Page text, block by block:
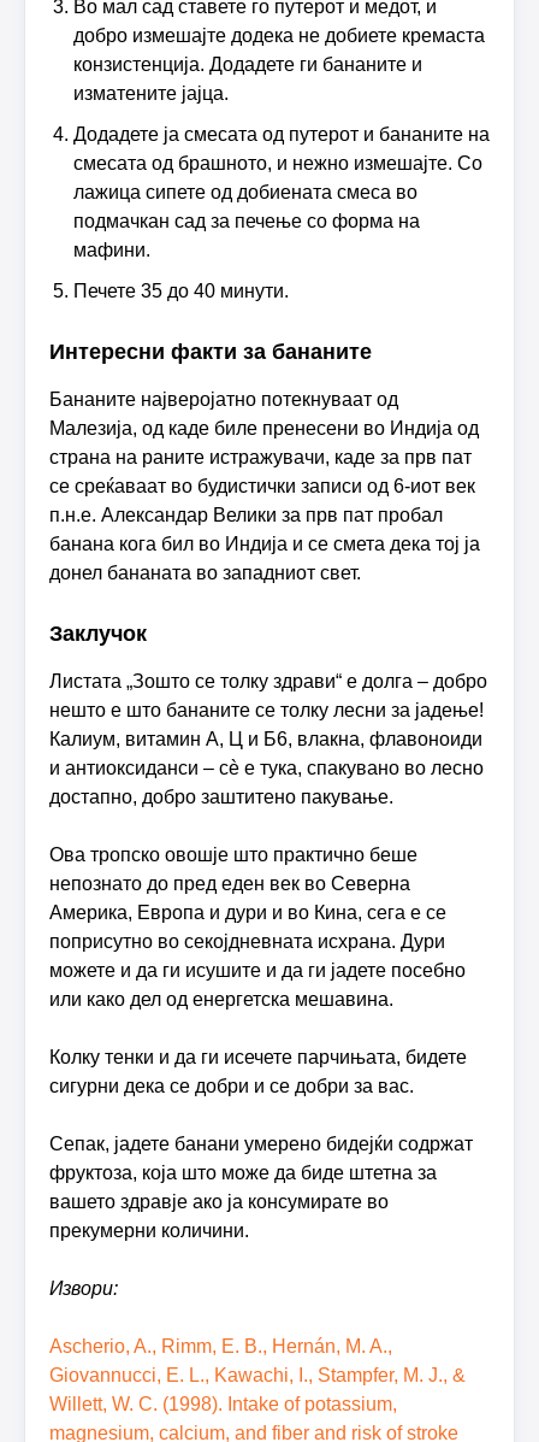
Во мал сад ставете го путерот и медот, и
добро измешајте додека не добиете кремаста
конзистенција. Додадете ги бананите и
изматените јајца.
Додадете ја смесата од путерот и бананите на
смесата од брашното, и нежно измешајте. Со
лажица сипете од добиената смеса во
подмачкан сад за печење со форма на
мафини.
Печете 35 до 40 минути.
Интересни факти за бананите
Бананите најверојатно потекнуваат од
Малезија, од каде биле пренесени во Индија од
страна на раните истражувачи, каде за прв пат
се среќаваат во будистички записи од 6-иот век
п.н.е. Александар Велики за прв пат пробал
банана кога бил во Индија и се смета дека тој ја
донел бананата во западниот свет.
Заклучок
Листата „Зошто се толку здрави“ е долга – добро
нешто е што бананите се толку лесни за јадење!
Калиум, витамин А, Ц и Б6, влакна, флавоноиди
и антиоксиданси – сè е тука, спакувано во лесно
достапно, добро заштитено пакување.
Ова тропско овошје што практично беше
непознато до пред еден век во Северна
Америка, Европа и дури и во Кина, сега е се
поприсутно во секојдневната исхрана. Дури
можете и да ги исушите и да ги јадете посебно
или како дел од енергетска мешавина.
Колку тенки и да ги исечете парчињата, бидете
сигурни дека се добри и се добри за вас.
Сепак, јадете банани умерено бидејќи содржат
фруктоза, која што може да биде штетна за
вашето здравје ако ја консумирате во
прекумерни количини.
Извори:
Ascherio, A., Rimm, E. B., Hernán, M. A.,
Giovannucci, E. L., Kawachi, I., Stampfer, M. J., &
Willett, W. C. (1998). Intake of potassium,
magnesium, calcium, and fiber and risk of stroke